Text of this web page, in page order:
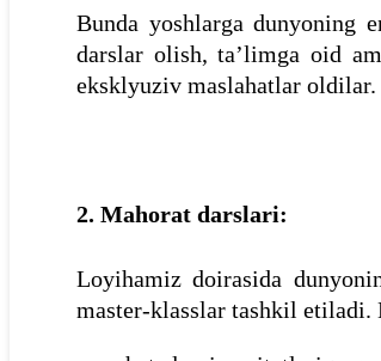
Bunda yoshlarga dunyoning
darslar olish, ta’limga oid
eksklyuziv maslahatlar oldilar.
2. Mahorat darslari:
Loyihamiz doirasida
master-klasslar tashkil etiladi.